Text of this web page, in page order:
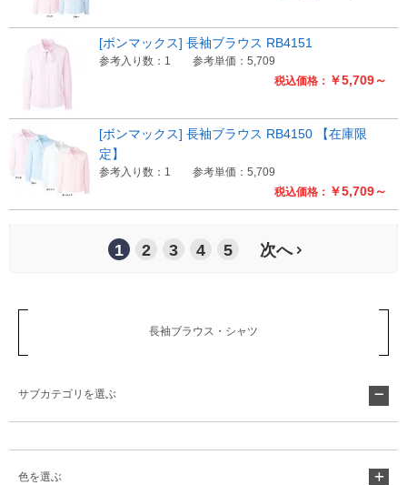
税込価格： ￥5,709～
[ボンマックス] 長袖ブラウス RB4151
参考入り数：1 参考単価：5,709
税込価格： ￥5,709～
[ボンマックス] 長袖ブラウス RB4150 【在庫限
定】
参考入り数：1 参考単価：5,709
1 2 3 4 5 次へ
長袖ブラウス・シャツ
サブカテゴリを選ぶ
色を選ぶ